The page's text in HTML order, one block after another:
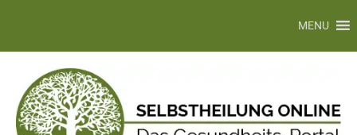
MENU